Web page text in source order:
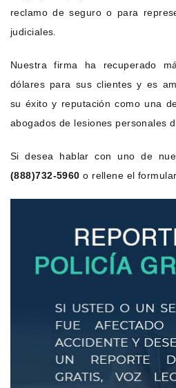
reclamo de seguro o para
judiciales.
Nuestra firma ha recuperado
dólares para sus clientes y es
su éxito y reputación como una
abogados de lesiones personales
Si desea hablar con uno de
(888)732-5960 o rellene el